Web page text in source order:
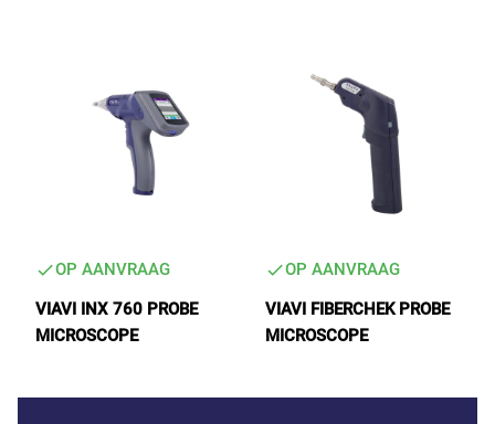
OP AANVRAAG
VIAVI INX 760 PROBE
MICROSCOPE
OP AANVRAAG
VIAVI FIBERCHEK PROBE
MICROSCOPE